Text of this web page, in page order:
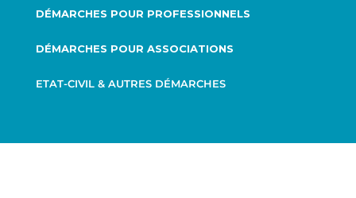
DÉMARCHES POUR PROFESSIONNELS
DÉMARCHES POUR ASSOCIATIONS
ETAT-CIVIL & AUTRES DÉMARCHES